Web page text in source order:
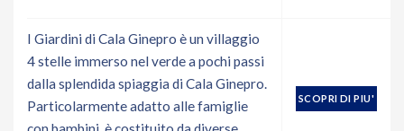
I Giardini di Cala Ginepro è un villaggio
4 stelle immerso nel verde a pochi passi
dalla splendida spiaggia di Cala Ginepro.
Particolarmente adatto alle famiglie
SCOPRI DI PIU'